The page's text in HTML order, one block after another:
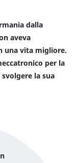
dalla
aveva
una vita migliore.
per la
la sua